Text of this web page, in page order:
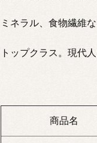
ミネラル、食物繊維
トップクラス。現代
商品名